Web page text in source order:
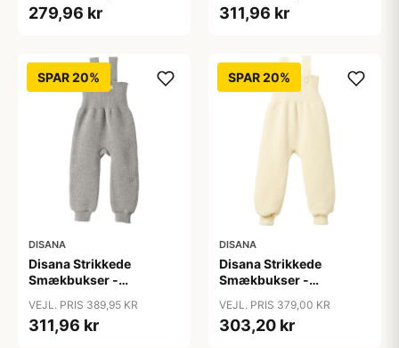
279,96 kr 311,96 kr
SPAR 20%
DISANA
Disana Strikkede
Smækbukser -
VEJL. PRIS 389,95 KR
311,96 kr
SPAR 20%
DISANA
Disana Strikkede
Smækbukser -
VEJL. PRIS 379,00 KR
303,20 kr